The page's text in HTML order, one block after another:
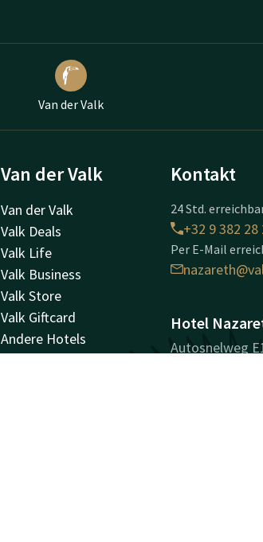
Van der Valk
Van der Valk
Van der Valk
Valk Deals
Valk Life
Valk Business
Valk Store
Valk Giftcard
Andere Hotels
Stellenangebote
Kontakt
24 Std.
+32 9 382 28
Per E-Mail
Hotel
Autosnelweg